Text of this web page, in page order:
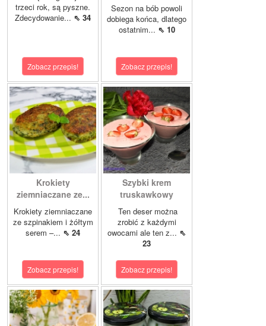
trzeci rok, są pyszne.
Zdecydowanie... ⇖ 34
Zobacz przepis!
Sezon na bób powoli
dobiega końca, dlatego
ostatnim... ⇖ 10
Zobacz przepis!
Krokiety
ziemniaczane ze...
Krokiety ziemniaczane
ze szpinakiem i żółtym
serem –... ⇖ 24
Zobacz przepis!
Szybki krem
truskawkowy
Ten deser można
zrobić z każdymi
owocami ale ten z... ⇖
23
Zobacz przepis!